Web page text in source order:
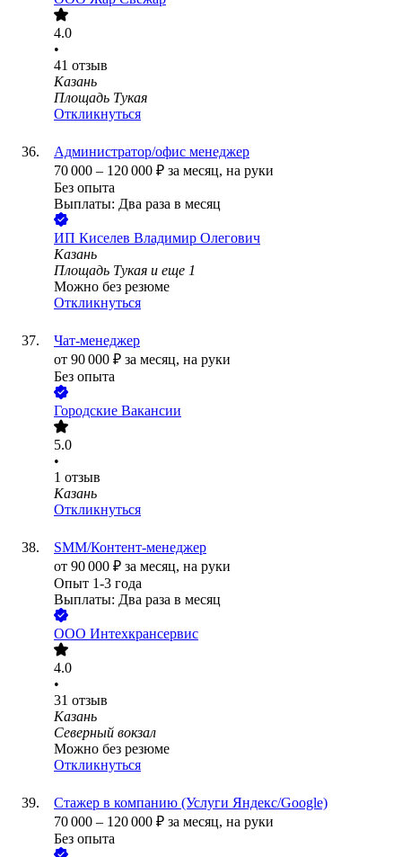
4.0
•
41 отзыв
Казань
Площадь Тукая
Откликнуться
Администратор/офис менеджер
70 000 – 120 000 ₽ за месяц, на руки
Без опыта
Выплаты: Два раза в месяц
ИП Киселев Владимир Олегович
Казань
Площадь Тукая и еще 1
Можно без резюме
Откликнуться
Чат-менеджер
от 90 000 ₽ за месяц, на руки
Без опыта
Городские Вакансии
5.0
•
1 отзыв
Казань
Откликнуться
SMM/Контент-менеджер
от 90 000 ₽ за месяц, на руки
Опыт 1-3 года
Выплаты: Два раза в месяц
ООО Интехкрансервис
4.0
•
31 отзыв
Казань
Северный вокзал
Можно без резюме
Откликнуться
Стажер в компанию (Услуги Яндекс/Google)
70 000 – 120 000 ₽ за месяц, на руки
Без опыта